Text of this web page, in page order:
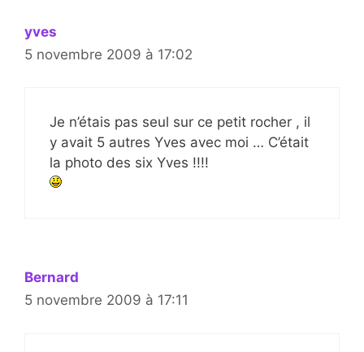
yves
5 novembre 2009 à 17:02
Je n’étais pas seul sur ce petit rocher , il
y avait 5 autres Yves avec moi … C’était
la photo des six Yves !!!!
Bernard
5 novembre 2009 à 17:11